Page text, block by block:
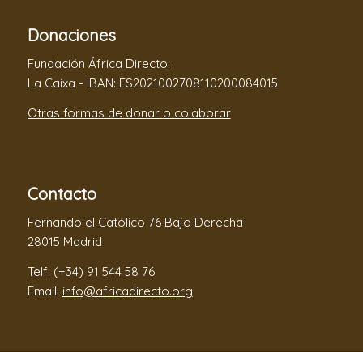
Donaciones
Fundación África Directo:
La Caixa - IBAN: ES2021002708110200084015
Otras formas de donar o colaborar
Contacto
Fernando el Católico 76 Bajo Derecha
28015 Madrid
Telf: (+34) 91 544 58 76
Email: info@africadirecto.org